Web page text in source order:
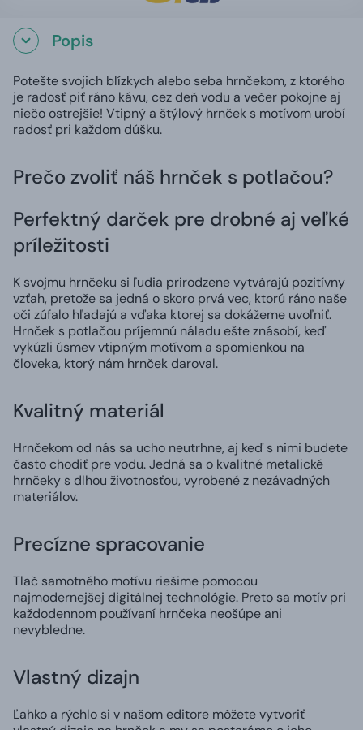
Popis
Potešte svojich blízkych alebo seba hrnčekom, z ktorého
je radosť piť ráno kávu, cez deň vodu a večer pokojne aj
niečo ostrejšie! Vtipný a štýlový hrnček s motívom urobí
radosť pri každom dúšku.
Prečo zvoliť náš hrnček s potlačou?
Perfektný darček pre drobné aj veľké
príležitosti
K svojmu hrnčeku si ľudia prirodzene vytvárajú pozitívny
vzťah, pretože sa jedná o skoro prvá vec, ktorú ráno naše
oči zúfalo hľadajú a vďaka ktorej sa dokážeme uvoľniť.
Hrnček s potlačou príjemnú náladu ešte znásobí, keď
vykúzli úsmev vtipným motívom a spomienkou na
človeka, ktorý nám hrnček daroval.
Kvalitný materiál
Hrnčekom od nás sa ucho neutrhne, aj keď s nimi budete
často chodiť pre vodu. Jedná sa o kvalitné metalické
hrnčeky s dlhou životnosťou, vyrobené z nezávadných
materiálov.
Precízne spracovanie
Tlač samotného motívu riešime pomocou
najmodernejšej digitálnej technológie. Preto sa motív pri
každodennom používaní hrnčeka neošúpe ani
nevybledne.
Vlastný dizajn
Ľahko a rýchlo si v našom editore môžete vytvoriť